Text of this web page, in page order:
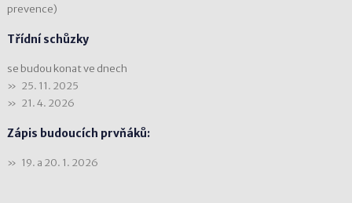
prevence)
Třídní schůzky
se budou konat ve dnech
25. 11. 2025
21. 4. 2026
Zápis budoucích prvňáků:
19. a 20. 1. 2026